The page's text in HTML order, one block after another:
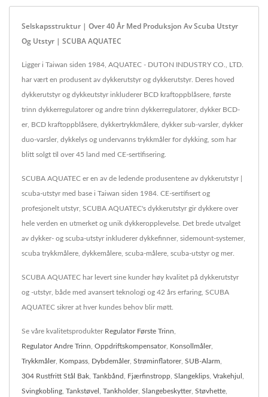
Selskapsstruktur | Over 40 År Med Produksjon Av Scuba Utstyr
Og Utstyr | SCUBA AQUATEC
Ligger i Taiwan siden 1984, AQUATEC - DUTON INDUSTRY CO., LTD.
har vært en produsent av dykkerutstyr og dykkerutstyr. Deres hoved
dykkerutstyr og dykkeutstyr inkluderer BCD kraftoppblåsere, første
trinn dykkerregulatorer og andre trinn dykkerregulatorer, dykker BCD-
er, BCD kraftoppblåsere, dykkertrykkmålere, dykker sub-varsler, dykker
duo-varsler, dykkelys og undervanns trykkmåler for dykking, som har
blitt solgt til over 45 land med CE-sertifisering.
SCUBA AQUATEC er en av de ledende produsentene av dykkerutstyr |
scuba-utstyr med base i Taiwan siden 1984. CE-sertifisert og
profesjonelt utstyr, SCUBA AQUATEC's dykkerutstyr gir dykkere over
hele verden en utmerket og unik dykkeropplevelse. Det brede utvalget
av dykker- og scuba-utstyr inkluderer dykkefinner, sidemount-systemer,
scuba trykkmålere, dykkemålere, scuba-målere, scuba-utstyr og mer.
SCUBA AQUATEC har levert sine kunder høy kvalitet på dykkerutstyr
og -utstyr, både med avansert teknologi og 42 års erfaring, SCUBA
AQUATEC sikrer at hver kundes behov blir møtt.
Se våre kvalitetsprodukter Regulator Første Trinn
Regulator Andre Trinn Oppdriftskompensator, Konsollmåler,
Trykkmåler, Kompass Dybdemåler, Strøminflatorer, SUB-Alarm
304 Rustfritt Stål Bak Tankbånd Fjærfinstropp Slangeklips Vrakehjul
Svingkobling Tankstøvel Tankholder, Slangebeskytter, Støvhette